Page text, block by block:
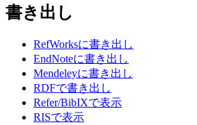
書き出し
RefWorksに書き出し
EndNoteに書き出し
Mendeleyに書き出し
RDFで書き出し
Refer/BibIXで表示
RISで表示